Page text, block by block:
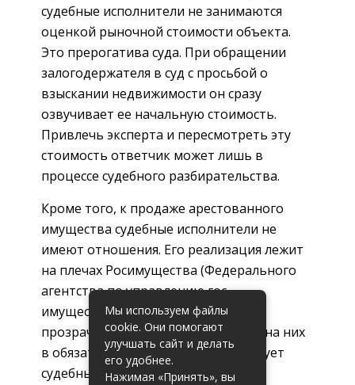
судебные исполнители не занимаются
оценкой рыночной стоимости объекта.
Это прерогатива суда. При обращении
залогодержателя в суд с просьбой о
взыскании недвижимости он сразу
озвучивает ее начальную стоимость.
Привлечь эксперта и пересмотреть эту
стоимость ответчик может лишь в
процессе судебного разбирательства.
Кроме того, к продаже арестованного
имущества судебные исполнители не
имеют отношения. Его реализация лежит
на плечах Росимущества (Федерального
агентства по управлению гос.
имуществом). С целью повышения
прозрачности проводимых торгов на них
в обязательном порядке присутствует
судебный пристав.
Мы используем файлы
cookie. Они помогают
улучшать сайт и делать
его удобнее.
Нажимая «Принять», вы